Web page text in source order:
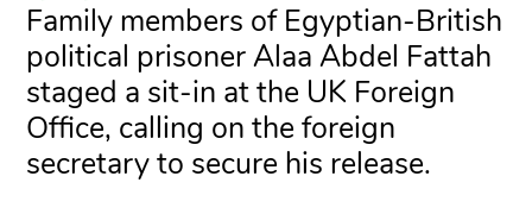
Family members of Egyptian-British
political prisoner Alaa Abdel Fattah
staged a sit-in at the UK Foreign
Office, calling on the foreign
secretary to secure his release.